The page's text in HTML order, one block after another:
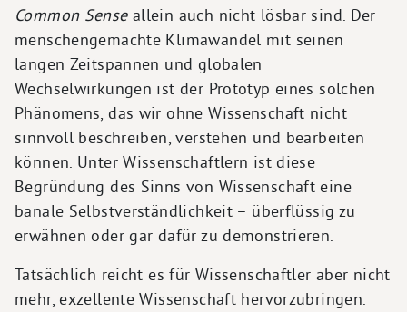
Common Senseallein auch nicht lösbar sind. Der
menschengemachte Klimawandel mit seinen
langen Zeitspannen und globalen
Wechselwirkungen ist der Prototyp eines solchen
Phänomens, das wir ohne Wissenschaft nicht
sinnvoll beschreiben, verstehen und bearbeiten
können. Unter Wissenschaftlern ist diese
Begründung des Sinns von Wissenschaft eine
banale Selbstverständlichkeit – überflüssig zu
erwähnen oder gar dafür zu demonstrieren.
Tatsächlich reicht es für Wissenschaftler aber nicht
mehr, exzellente Wissenschaft hervorzubringen.